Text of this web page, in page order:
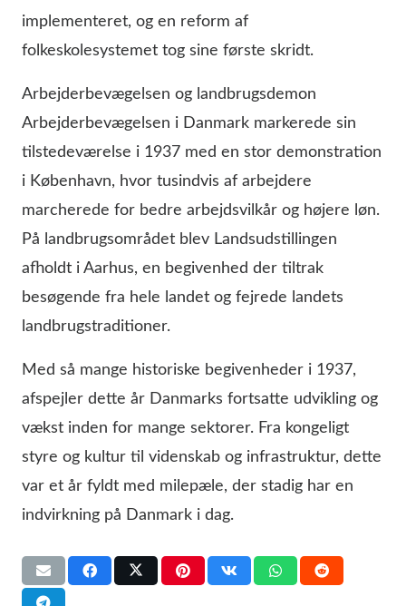
implementeret, og en reform af
folkeskolesystemet tog sine første skridt.
Arbejderbevægelsen og landbrugsdemon
Arbejderbevægelsen i Danmark markerede sin
tilstedeværelse i 1937 med en stor demonstration
i København, hvor tusindvis af arbejdere
marcherede for bedre arbejdsvilkår og højere løn.
På landbrugsområdet blev Landsudstillingen
afholdt i Aarhus, en begivenhed der tiltrak
besøgende fra hele landet og fejrede landets
landbrugstraditioner.
Med så mange historiske begivenheder i 1937,
afspejler dette år Danmarks fortsatte udvikling og
vækst inden for mange sektorer. Fra kongeligt
styre og kultur til videnskab og infrastruktur, dette
var et år fyldt med milepæle, der stadig har en
indvirkning på Danmark i dag.